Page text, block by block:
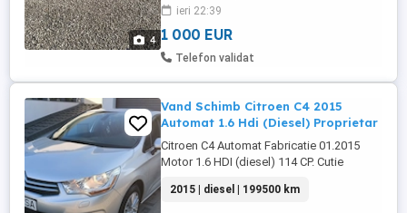
4
ieri 22:39
1 000 EUR
Telefon validat
Vand Schimb Citroen C4 2015
Automat 1.6 Hdi (Diesel) Proprietar
Citroen C4 Automat Fabricatie 01.2015
Motor 1.6 HDI (diesel) 114 CP. Cutie
intretinere) !!! Proprietar in acte (nu
2015 | diesel | 199500 km